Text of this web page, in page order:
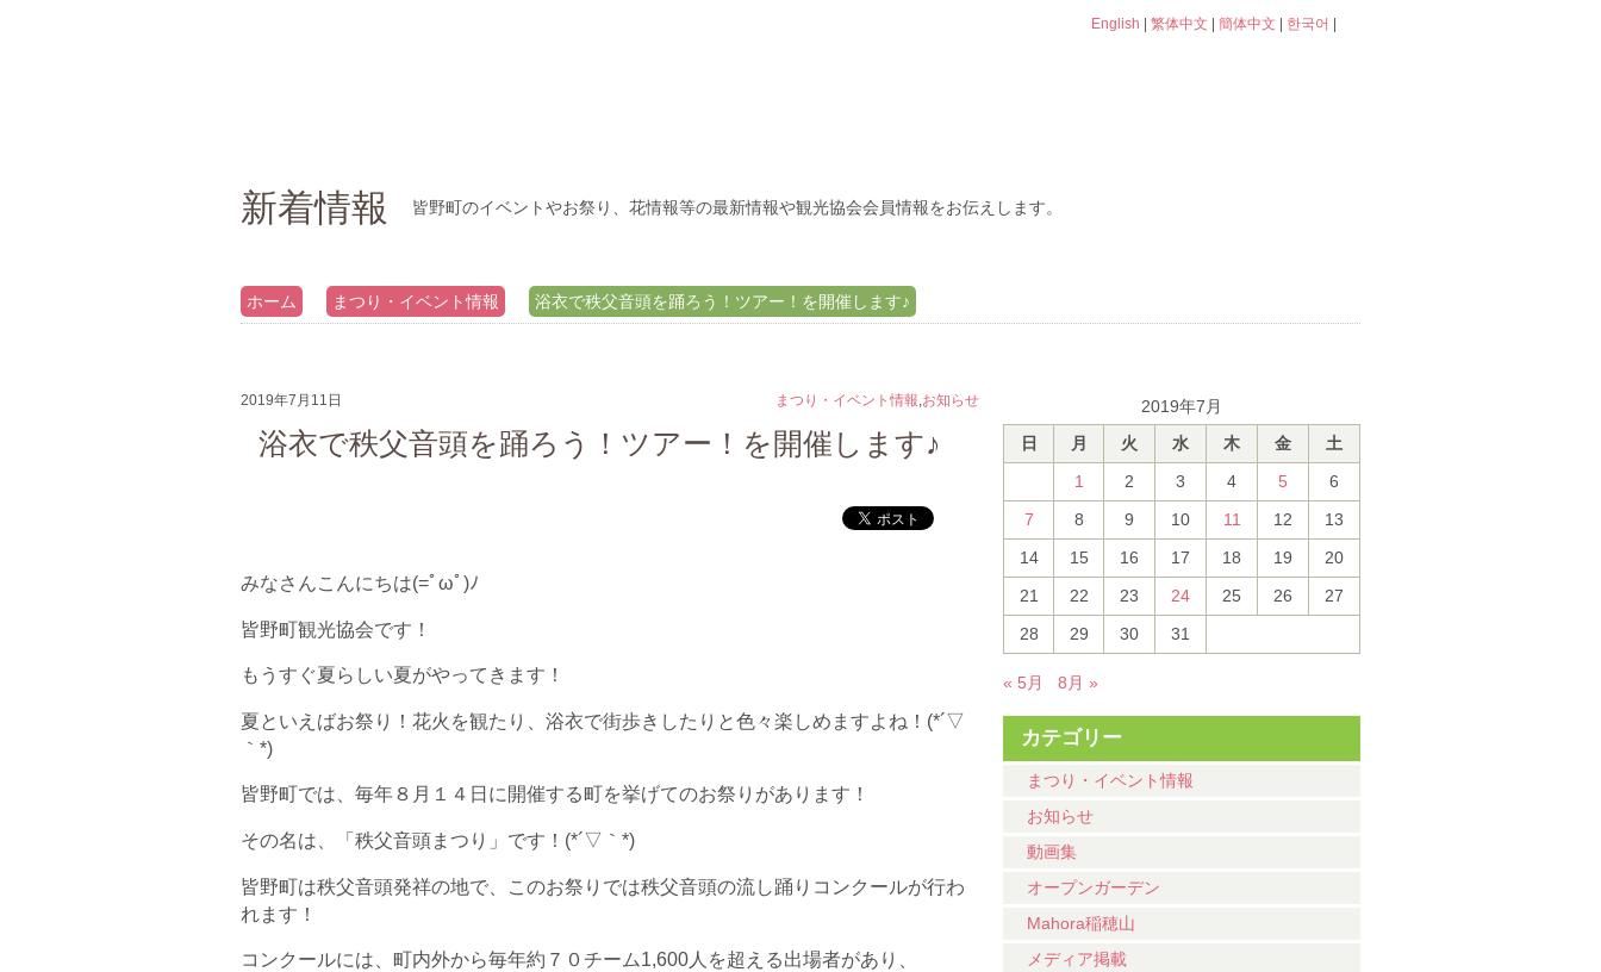
English 繁体中文 簡体中文 한국어
新着情報 皆野町のイベントやお祭り、花情報等の最新情報や観光協会会員情報をお伝えします。
ホーム まつり・イベント情報 浴衣で秩父音頭を踊ろう！ツアー！を開催します♪
2019年7月
日
月 火 水 木 金
土
1
2 3 4 5
6
7
8 9 10 11 12
13
14
15 16 17 18 19
20
21
22 23 24 25 26
27
28
29 30 31
« 5月 8月 »
カテゴリー
まつり・イベント情報
お知らせ
動画集
オープンガーデン
Mahora稲穂山
メディア掲載
まつり・イベント情報,お知らせ
2019年7月11日
浴衣で秩父音頭を踊ろう！ツアー！を開催します♪
みなさんこんにちは(=ﾟωﾟ)ﾉ
皆野町観光協会です！
もうすぐ夏らしい夏がやってきます！
夏といえばお祭り！花火を観たり、浴衣で街歩きしたりと色々楽しめますよね！(*´▽
｀*)
皆野町では、毎年８月１４日に開催する町を挙げてのお祭りがあります！
その名は、「秩父音頭まつり」です！(*´▽｀*)
皆野町は秩父音頭発祥の地で、このお祭りでは秩父音頭の流し踊りコンクールが行わ
れます！
コンクールには、町内外から毎年約７０チーム1,600人を超える出場者があり、